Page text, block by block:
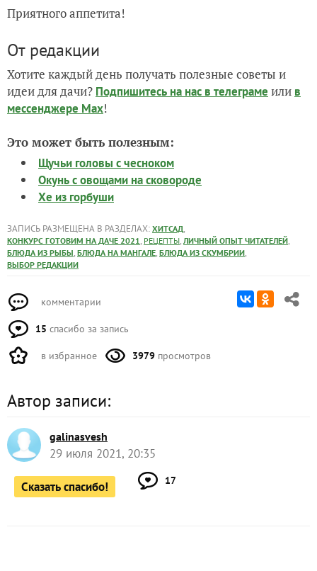
Приятного аппетита!
От редакции
Хотите каждый день получать полезные советы и
идеи для дачи? Подпишитесь на нас в телеграме или в
мессенджере Max!
Это может быть полезным:
Щучьи головы с чесноком
Окунь с овощами на сковороде
Хе из горбуши
ЗАПИСЬ РАЗМЕЩЕНА В РАЗДЕЛАХ: ХИТСАД,
КОНКУРС ГОТОВИМ НА ДАЧЕ 2021, РЕЦЕПТЫ, ЛИЧНЫЙ ОПЫТ ЧИТАТЕЛЕЙ,
БЛЮДА ИЗ РЫБЫ, БЛЮДА НА МАНГАЛЕ, БЛЮДА ИЗ СКУМБРИИ,
ВЫБОР РЕДАКЦИИ
комментарии
15 спасибо за запись
в избранное 3979 просмотров
Автор записи:
galinasvesh
29 июля 2021, 20:35
Сказать спасибо! 17